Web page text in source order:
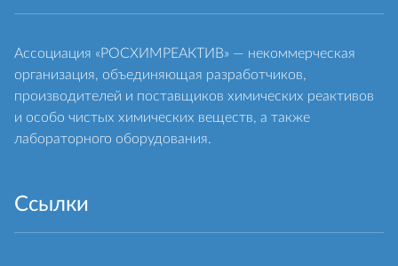
Ассоциация «РОСХИМРЕАКТИВ» — некоммерческая
организация, объединяющая разработчиков,
производителей и поставщиков химических реактивов
и особо чистых химических веществ, а также
лабораторного оборудования.
Ссылки